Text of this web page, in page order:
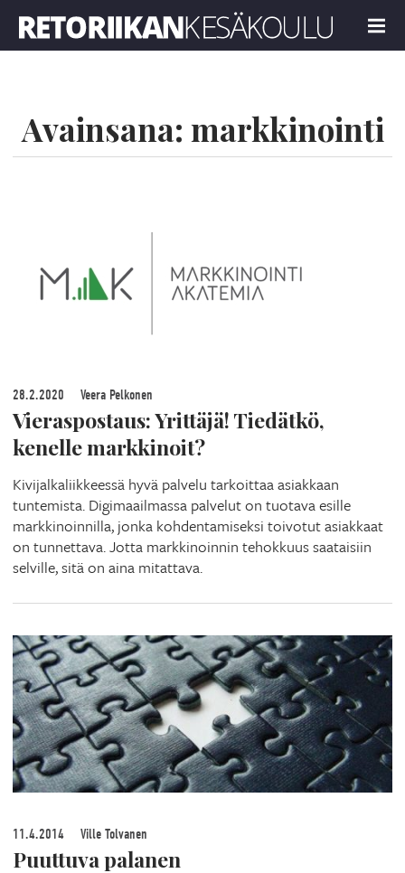
MENU
Avainsana: markkinointi
28.2.2020 Veera Pelkonen
Vieraspostaus: Yrittäjä! Tiedätkö,
kenelle markkinoit?
Kivijalkaliikkeessä hyvä palvelu tarkoittaa asiakkaan
tuntemista. Digimaailmassa palvelut on tuotava esille
markkinoinnilla, jonka kohdentamiseksi toivotut asiakkaat
on tunnettava. Jotta markkinoinnin tehokkuus saataisiin
selville, sitä on aina mitattava.
11.4.2014 Ville Tolvanen
Puuttuva palanen